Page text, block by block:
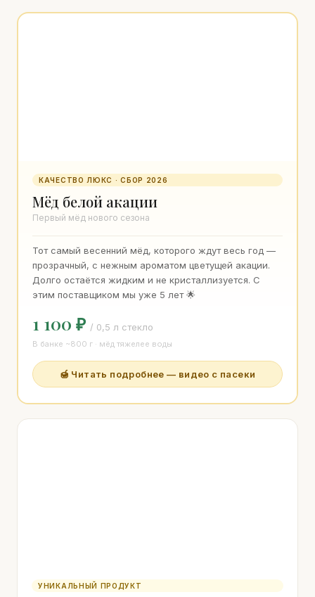
КАЧЕСТВО ЛЮКС · СБОР 2026
Мёд белой акации
Первый мёд нового сезона
Тот самый весенний мёд, которого ждут весь год —
прозрачный, с нежным ароматом цветущей акации.
Долго остаётся жидким и не кристаллизуется. С
этим поставщиком мы уже 5 лет 🌟
1 100 ₽ / 0,5 л стекло
В банке ~800 г · мёд тяжелее воды
🍯 Читать подробнее — видео с пасеки
УНИКАЛЬНЫЙ ПРОДУКТ